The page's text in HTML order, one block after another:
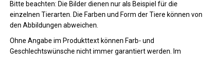
Bitte beachten: Die Bilder dienen nur als Beispiel für die
einzelnen Tierarten. Die Farben und Form der Tiere können von
den Abbildungen abweichen.
Ohne Angabe im Produkttext können Farb- und
Geschlechtswünsche nicht immer garantiert werden. Im